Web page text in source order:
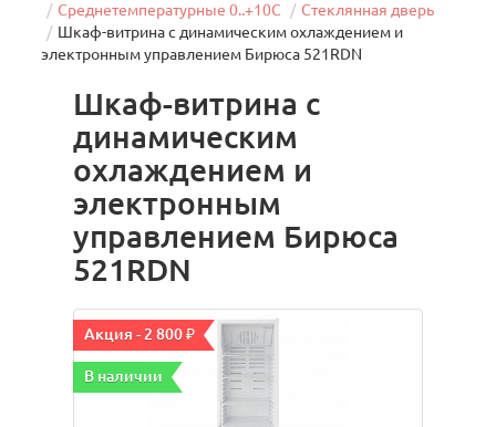
Среднетемпературные 0..+10C
Стеклянная дверь
Шкаф-витрина с динамическим охлаждением и
электронным управлением Бирюса 521RDN
Шкаф-витрина с
динамическим
охлаждением и
электронным
управлением Бирюса
521RDN
Акция - 2 800 ₽
В наличии